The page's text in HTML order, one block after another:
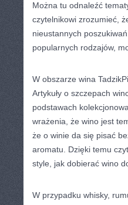
Można tu odnaleźć
czytelnikowi zrozumieć,
nieustannych
popularnych rodzajów,
W obszarze wina
Artykuły o szczepach
podstawach
wrażenia, że wino jest
że o winie da się pisać
aromatu. Dzięki temu
style, jak dobierać wino
W przypadku whisky,